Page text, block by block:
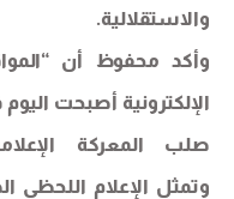
والاستقلالية.
وأكد محفوظ أن “المواقع
الإلكترونية أصبحت اليوم في
صلب المعركة الإعلامية،
وتمثل الإعلام اللحظي الذي